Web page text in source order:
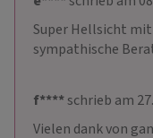
Super Hellsicht mit
sympathische
f****schrieb am
Vielen dank von